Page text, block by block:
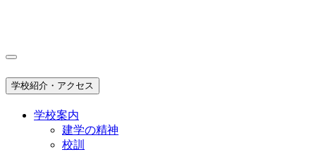
学校紹介・アクセス
学校案内
建学の精神
校訓